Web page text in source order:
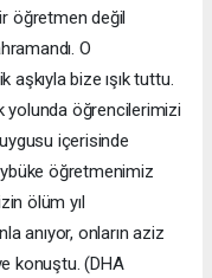
öğretmen değil
O
aşkıyla bize ışık tuttu.
yolunda öğrencilerimizi
içerisinde
öğretmenimiz
ölüm yıl
anıyor, onların aziz
konuştu. (DHA